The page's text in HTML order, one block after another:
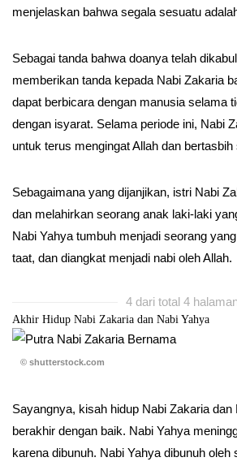
menjelaskan bahwa segala sesuatu
Sebagai tanda bahwa doanya telah
memberikan tanda kepada Nabi Zakaria
dapat berbicara dengan manusia selama
dengan isyarat. Selama periode ini, Nabi
untuk terus mengingat Allah dan
Sebagaimana yang dijanjikan, istri Nabi
dan melahirkan seorang anak laki-laki
Nabi Yahya tumbuh menjadi seorang
taat, dan diangkat menjadi nabi oleh Allah.
4 dari total 4
Akhir Hidup Nabi Zakaria dan Nabi Yahya
© shutterstock.com
Sayangnya, kisah hidup Nabi Zakaria dan
berakhir dengan baik. Nabi Yahya
karena dibunuh. Nabi Yahya dibunuh oleh